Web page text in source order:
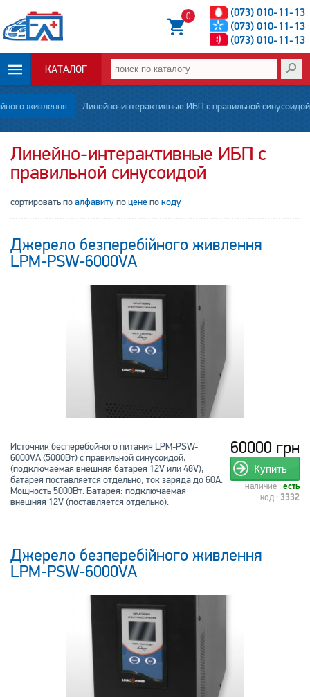
(073) 010-11-13
(073) 010-11-13
(073) 010-11-13
0
КАТАЛОГ
ОПЛАТА И
ДОСТАВКА
НОВОСТИ
СТАТЬИ
О НАС
КОНТАКТЫ
живлення Линейно-интерактивные ИБП с правильной синусоидой
Линейно-интерактивные ИБП с
правильной синусоидой
сортировать поалфавитупоценепокоду
Джерело безперебійного живлення
LPM-PSW-6000VA
60000 грн
Купить
наличие : есть
код : 3332
Источник бесперебойного питания LPM-PSW-
6000VA (5000Вт) с правильной синусоидой,
(подключаемая внешняя батарея 12V или 48V),
батарея поставляется отдельно, ток заряда до 60А.
Мощность 5000Вт. Батарея: подключаемая
внешняя 12V (поставляется отдельно).
Джерело безперебійного живлення
LPM-PSW-6000VA